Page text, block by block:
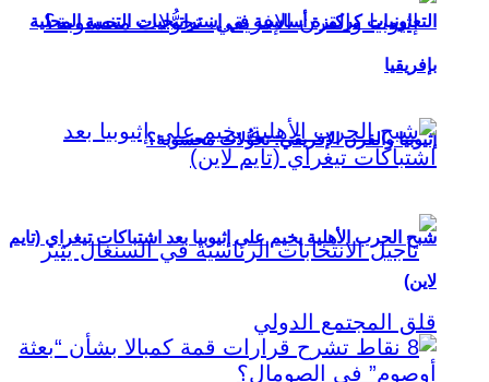
إثيوبيا والقرن الإفريقي: تحوُّلات محسوبة؟
التعاونيات كركيزة أساسية في إستراتيجيات التنمية المحلية
بإفريقيا
شبح الحرب الأهلية يخيم على إثيوبيا بعد اشتباكات تيغراي (تايم
لاين)